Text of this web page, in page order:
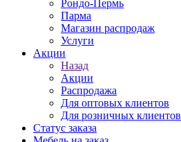
Рондо-Пермь
Парма
Магазин распродаж
Услуги
Акции
Назад
Акции
Распродажа
Для оптовых клиентов
Для розничных клиентов
Статус заказа